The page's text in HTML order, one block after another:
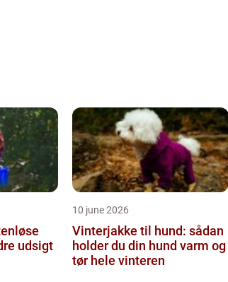
udsigt
10 june 2026
Vinterjakke til hund: sådan
holder du din hund varm og
tør hele vinteren